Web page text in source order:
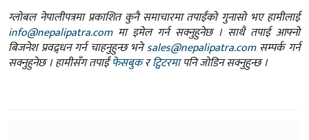
ग्लोबल नेपालीपत्रमा प्रकाशित कुनै समाचारमा तपाईंको गुनासो भए हामीलाई
info@nepalipatra.comमा इमेल गर्न सक्नुहुनेछ । साथै तपाई आफ्नो
बिजनेश प्रवद्र्धन गर्न चाहनुहुन्छ भनेsales@nepalipatra.comसम्पर्क गर्न
सक्नुहुनेछ । हामीसँग तपाईंफेसबुकरट्विटरमापनि जोडिन सक्नुहुन्छ ।